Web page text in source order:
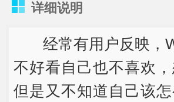
详细说明
经常有用户反映，
不好看自己也不喜欢
但是又不知道自己该